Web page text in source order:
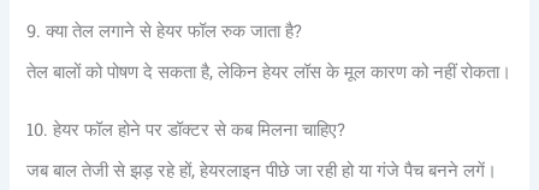
9. क्या तेल लगाने से हेयर फॉल रुक जाता है?
तेल बालों को पोषण दे सकता है, लेकिन हेयर लॉस के मूल कारण को नहीं रोकता।
10. हेयर फॉल होने पर डॉक्टर से कब मिलना चाहिए?
जब बाल तेजी से झड़ रहे हों, हेयरलाइन पीछे जा रही हो या गंजे पैच बनने लगें।